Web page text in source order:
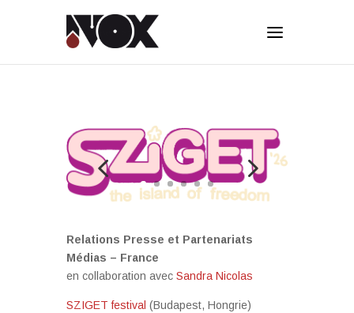
Relations Presse et Partenariats
Médias – France
en collaboration avec Sandra Nicolas
SZIGET festival (Budapest, Hongrie)